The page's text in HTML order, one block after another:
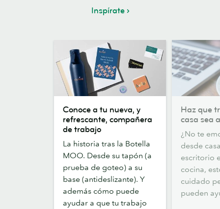
Inspírate
refrescante,
compañera
trabajo
Conoce a tu nueva, y
refrescante, compañera
de trabajo
La historia tras la Botella
MOO. Desde su tapón (a
prueba de goteo) a su
base (antideslizante). Y
además cómo puede
ayudar a que tu trabajo
que
trabajar
desde
casa
sea
apasionante
Haz que
casa sea
¿No te
desde
escritorio
cocina,
cuidado
pueden